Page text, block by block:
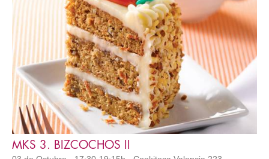
MKS 3. BIZCOCHOS II